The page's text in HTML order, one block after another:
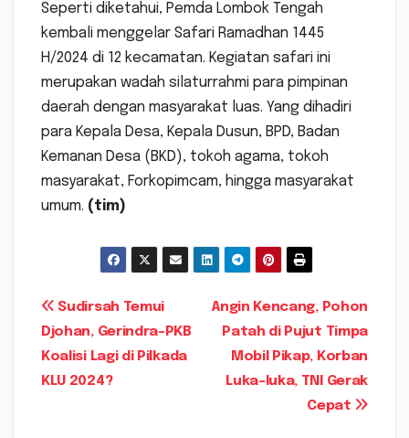
Seperti diketahui, Pemda Lombok Tengah
kembali menggelar Safari Ramadhan 1445
H/2024 di 12 kecamatan. Kegiatan safari ini
merupakan wadah silaturrahmi para pimpinan
daerah dengan masyarakat luas. Yang dihadiri
para Kepala Desa, Kepala Dusun, BPD, Badan
Kemanan Desa (BKD), tokoh agama, tokoh
masyarakat, Forkopimcam, hingga masyarakat
umum. (tim)
Navigasi
pos
Angin Kencang, Pohon
Patah di Pujut Timpa
Mobil Pikap, Korban
Luka-luka, TNI Gerak
Cepat
Sudirsah Temui
Djohan, Gerindra-PKB
Koalisi Lagi di Pilkada
KLU 2024?